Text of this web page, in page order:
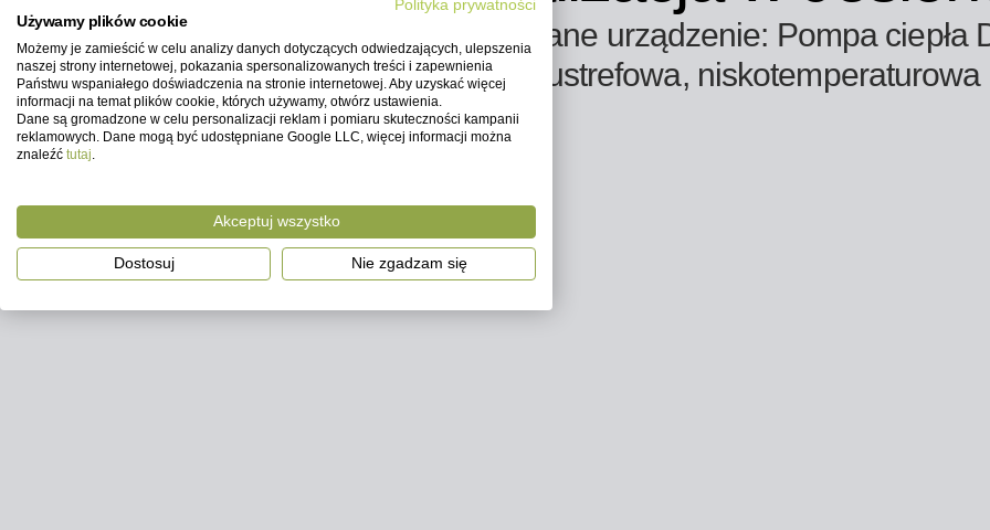
Zamontowane urządzenie: Pompa ciepła
dwustrefowa, niskotemperaturowa
Polityka prywatności
Używamy plików cookie
Możemy je zamieścić w celu analizy danych dotyczących odwiedzających, ulepszenia
naszej strony internetowej, pokazania spersonalizowanych treści i zapewnienia
Państwu wspaniałego doświadczenia na stronie internetowej. Aby uzyskać więcej
informacji na temat plików cookie, których używamy, otwórz ustawienia.
Dane są gromadzone w celu personalizacji reklam i pomiaru skuteczności kampanii
reklamowych. Dane mogą być udostępniane Google LLC, więcej informacji można
znaleźć tutaj.
Akceptuj wszystko
Dostosuj Nie zgadzam się